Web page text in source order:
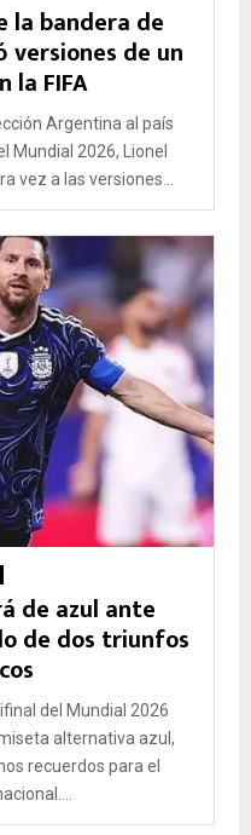
la bandera de
versiones de un
la FIFA
Argentina al país
Mundial 2026, Lionel
vez a las versiones...
de azul ante
de dos triunfos
del Mundial 2026
alternativa azul,
recuerdos para el